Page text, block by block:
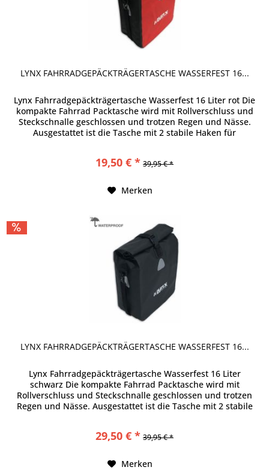
LYNX FAHRRADGEPÄCKTRÄGERTASCHE WASSERFEST 16...
Lynx Fahrradgepäckträgertasche Wasserfest 16 Liter rot Die
kompakte Fahrrad Packtasche wird mit Rollverschluss und
Steckschnalle geschlossen und trotzen Regen und Nässe.
Ausgestattet ist die Tasche mit 2 stabile Haken für
19,50 € * 39,95 € *
Merken
LYNX FAHRRADGEPÄCKTRÄGERTASCHE WASSERFEST 16...
Lynx Fahrradgepäckträgertasche Wasserfest 16 Liter
schwarz Die kompakte Fahrrad Packtasche wird mit
Rollverschluss und Steckschnalle geschlossen und trotzen
Regen und Nässe. Ausgestattet ist die Tasche mit 2 stabile
29,50 € * 39,95 € *
Merken